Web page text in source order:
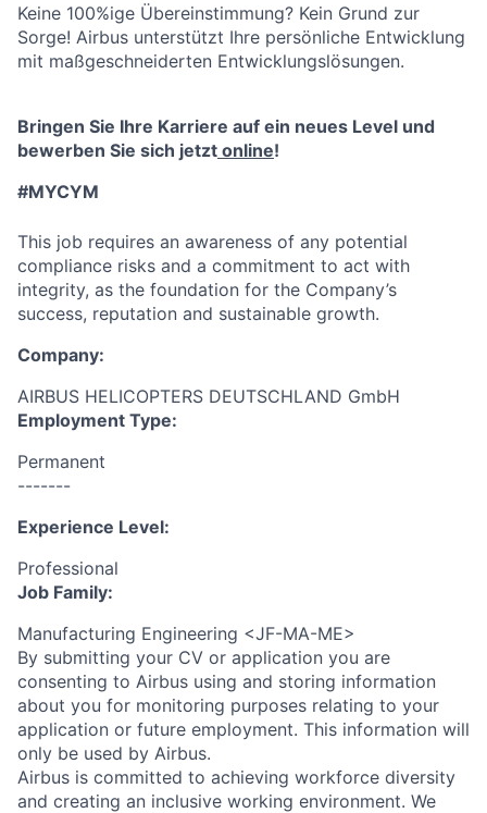
Keine 100%ige Übereinstimmung? Kein Grund zur
Sorge! Airbus unterstützt Ihre persönliche Entwicklung
mit maßgeschneiderten Entwicklungslösungen.
Bringen Sie Ihre Karriere auf ein neues Level und
bewerben Sie sich jetzt online!
#MYCYM
This job requires an awareness of any potential
compliance risks and a commitment to act with
integrity, as the foundation for the Company’s
success, reputation and sustainable growth.
Company:
AIRBUS HELICOPTERS DEUTSCHLAND GmbH
Employment Type:
Permanent
-------
Experience Level:
Professional
Job Family:
Manufacturing Engineering <JF-MA-ME>
By submitting your CV or application you are
consenting to Airbus using and storing information
about you for monitoring purposes relating to your
application or future employment. This information will
only be used by Airbus.
Airbus is committed to achieving workforce diversity
and creating an inclusive working environment. We